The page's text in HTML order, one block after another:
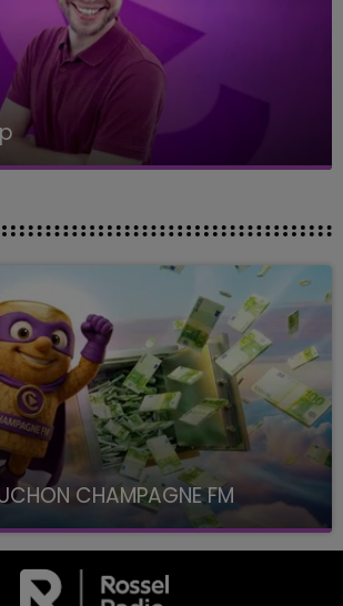
CHAMPAGNE FM
Champagne FM, à 8H10